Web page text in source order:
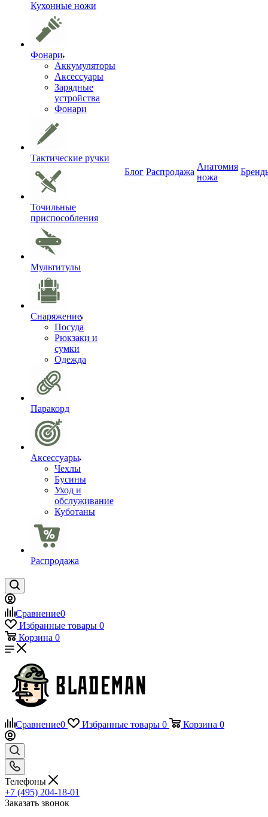
Кухонные ножи
Фонари
Аккумуляторы
Аксессуары
Зарядные
устройства
Фонари
Тактические ручки
Точильные
приспособления
Мультитулы
Снаряжение
Посуда
Рюкзаки и
сумки
Одежда
Паракорд
Аксессуары
Чехлы
Бусины
Уход и
обслуживание
Куботаны
Распродажа
Блог Распродажа
Анатомия
ножа
Сравнение0
Избранные товары 0
Корзина 0
Сравнение0 Избранные товары 0 Корзина 0
Телефоны
+7 (495) 204-18-01
Заказать звонок